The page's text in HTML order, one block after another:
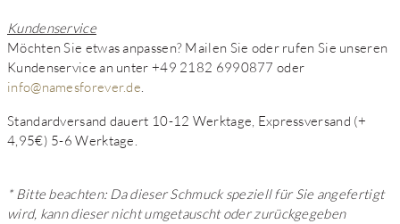
Kundenservice
Möchten Sie etwas anpassen? Mailen Sie oder rufen Sie unseren
Kundenservice an unter +49 2182 6990877 oder
info@namesforever.de
Standardversand dauert 10-12 Werktage, Expressversand (+
4,95€) 5-6 Werktage.
* Bitte beachten: Da dieser Schmuck speziell für Sie angefertigt
wird, kann dieser nicht umgetauscht oder zurückgegeben